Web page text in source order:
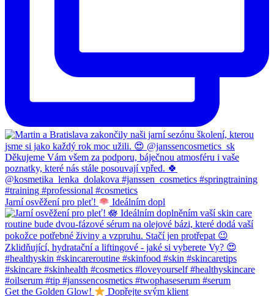
Jarní osvěžení pro pleť! Ideálním dopl
Get the Golden Glow! Dopřejte svým klient